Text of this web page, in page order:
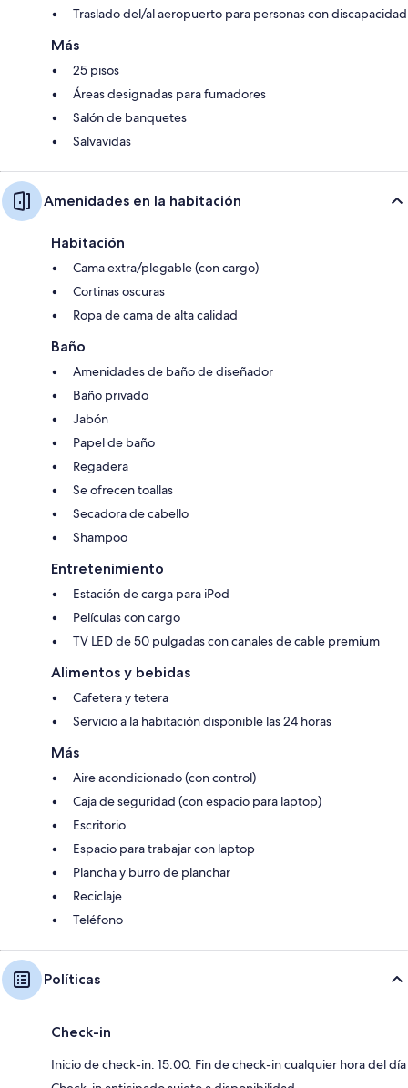
Traslado del/al aeropuerto para personas con discapacidad
Más
25 pisos
Áreas designadas para fumadores
Salón de banquetes
Salvavidas
Amenidades en la habitación
Habitación
Cama extra/plegable (con cargo)
Cortinas oscuras
Ropa de cama de alta calidad
Baño
Amenidades de baño de diseñador
Baño privado
Jabón
Papel de baño
Regadera
Se ofrecen toallas
Secadora de cabello
Shampoo
Entretenimiento
Estación de carga para iPod
Películas con cargo
TV LED de 50 pulgadas con canales de cable premium
Alimentos y bebidas
Cafetera y tetera
Servicio a la habitación disponible las 24 horas
Más
Aire acondicionado (con control)
Caja de seguridad (con espacio para laptop)
Escritorio
Espacio para trabajar con laptop
Plancha y burro de planchar
Reciclaje
Teléfono
Políticas
Check-in
Inicio de check-in: 15:00. Fin de check-in cualquier hora del día